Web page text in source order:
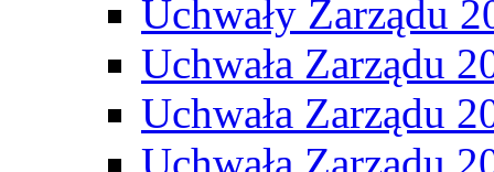
Uchwały Zarządu
Uchwała Zarządu
Uchwała Zarządu
Uchwała Zarządu